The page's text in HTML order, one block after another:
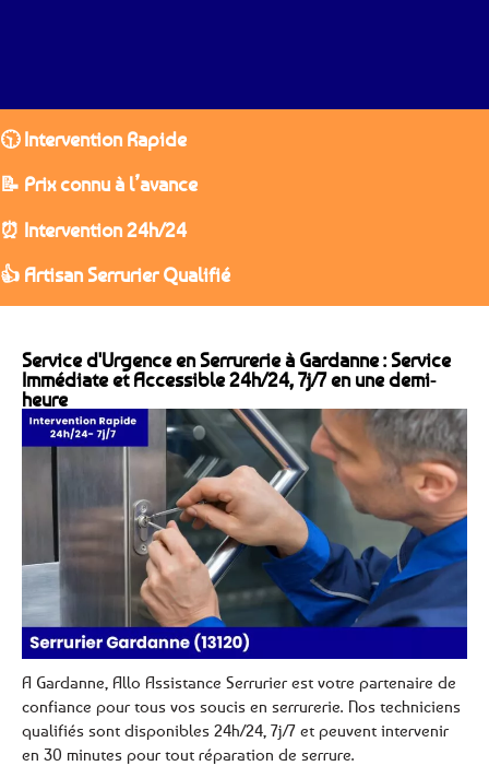
🕥 Intervention Rapide
📝 Prix connu à l’avance
⏰ Intervention 24h/24
👍 Artisan Serrurier Qualifié
Service d'Urgence en Serrurerie à Gardanne : Service
Immédiate et Accessible 24h/24, 7j/7 en une demi-
heure
A Gardanne, Allo Assistance Serrurier est votre partenaire de
confiance pour tous vos soucis en serrurerie. Nos techniciens
qualifiés sont disponibles 24h/24, 7j/7 et peuvent intervenir
en 30 minutes pour tout réparation de serrure.